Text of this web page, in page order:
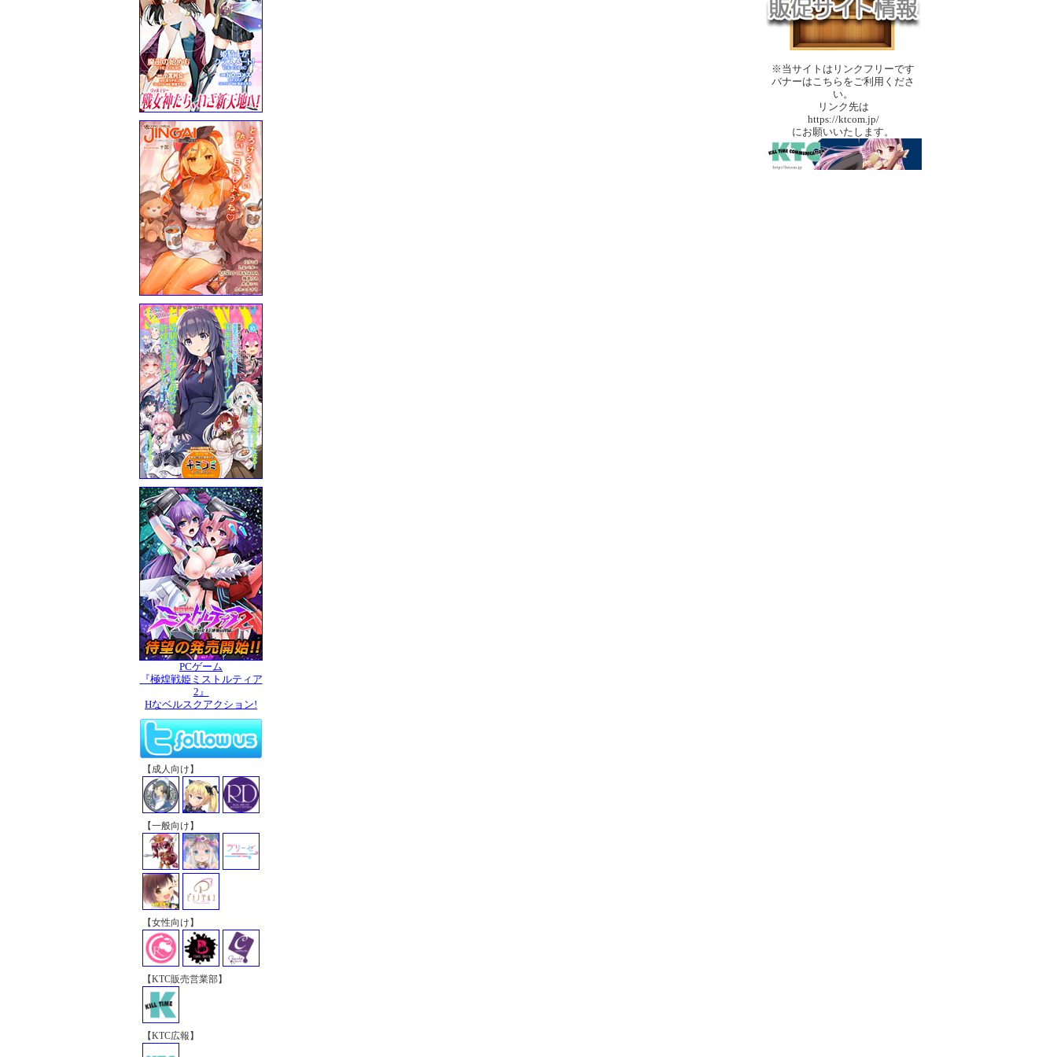
PCゲーム
『極煌戦姫ミストルティア
2』
Hなベルスクアクション!
【成人向け】
【一般向け】
【女性向け】
【KTC販売営業部】
【KTC広報】
※当サイトはリンクフリーです
バナーはこちらをご利用くださ
い。
リンク先は
https://ktcom.jp/
にお願いいたします。